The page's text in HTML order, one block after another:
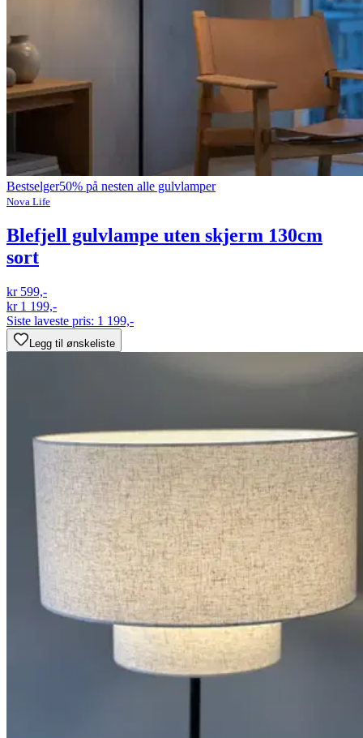
Bestselger50% på nesten alle gulvlamper
Nova Life
Blefjell gulvlampe uten skjerm 130cm
sort
kr 599,-
kr 1 199,-
Siste laveste pris: 1 199,-
Legg til ønskeliste